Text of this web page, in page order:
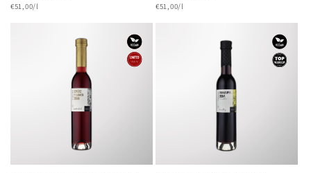
Preis
Grundpreis
€51,00/l
Preis
Grundpreis
€51,00/l